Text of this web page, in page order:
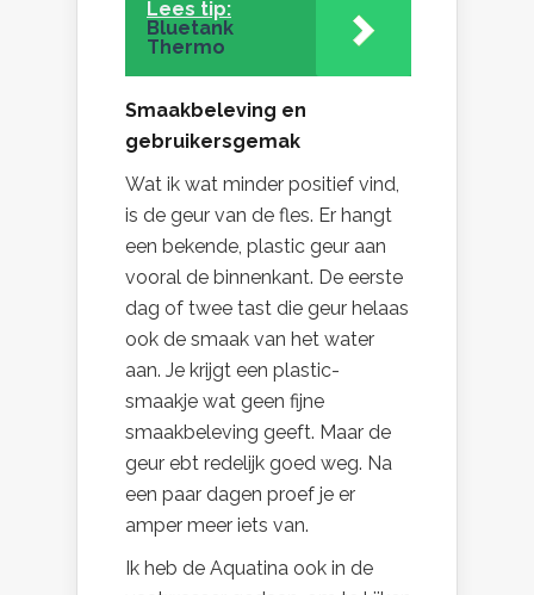
Lees tip:
Bluetank
Thermo
Smaakbeleving en
gebruikersgemak
Wat ik wat minder positief vind,
is de geur van de fles. Er hangt
een bekende, plastic geur aan
vooral de binnenkant. De eerste
dag of twee tast die geur helaas
ook de smaak van het water
aan. Je krijgt een plastic-
smaakje wat geen fijne
smaakbeleving geeft. Maar de
geur ebt redelijk goed weg. Na
een paar dagen proef je er
amper meer iets van.
Ik heb de Aquatina ook in de